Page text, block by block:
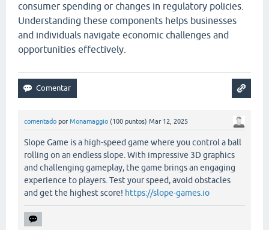
consumer spending or changes in regulatory policies.
Understanding these components helps businesses
and individuals navigate economic challenges and
opportunities effectively.
comentado por Monamaggio (100 puntos) Mar 12, 2025
Slope Game is a high-speed game where you control a ball
rolling on an endless slope. With impressive 3D graphics
and challenging gameplay, the game brings an engaging
experience to players. Test your speed, avoid obstacles
and get the highest score! https://slope-games.io